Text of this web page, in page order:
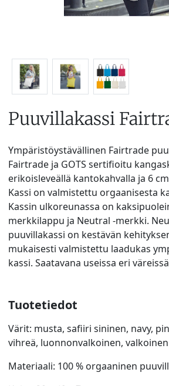
Puuvillakassi
Ympäristöystävällinen Fairtrade
Fairtrade ja GOTS sertifioitu
erikoisleveällä kantokahvalla ja 6
Kassi on valmistettu orgaanisesta
Kassin ulkoreunassa on
merkkilappu ja Neutral -merkki.
puuvillakassi on kestävän
mukaisesti valmistettu laadukas
kassi. Saatavana useissa eri
Tuotetiedot
Värit: musta, safiiri sininen, navy,
vihreä, luonnonvalkoinen, valkoinen
Materiaali: 100 % orgaaninen